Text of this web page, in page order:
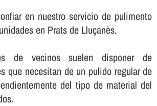
en nuestro servicio de pulimento
en Prats de Lluçanès.
de vecinos suelen disponer de
que necesitan de un pulido regular de
del tipo de material del